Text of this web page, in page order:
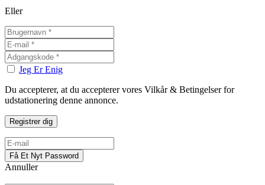
Eller
Jeg Er Enig
Du accepterer, at du accepterer vores Vilkår & Betingelser for
udstationering denne annonce.
Annuller